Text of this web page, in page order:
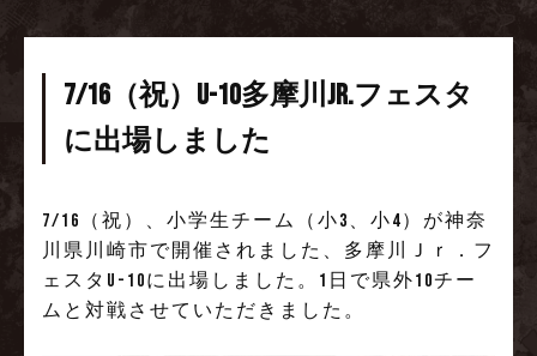
7/16（祝）U-10多摩川Jr.フェスタ
に出場しました
7/16（祝）、小学生チーム（小3、小4）が神奈
川県川崎市で開催されました、多摩川Ｊｒ．フ
ェスタU-10に出場しました。1日で県外10チー
ムと対戦させていただきました。